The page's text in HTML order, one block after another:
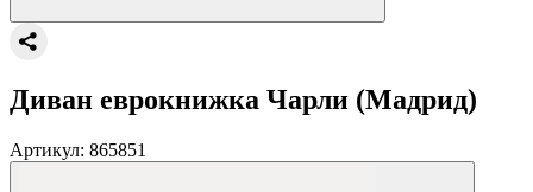
Диван еврокнижка Чарли (Мадрид)
Артикул: 865851